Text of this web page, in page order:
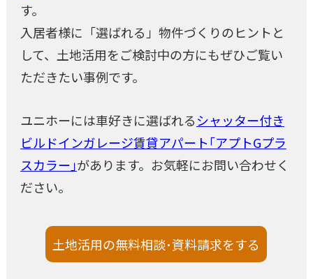
す。
入居者様に「選ばれる」物件づくりのヒントと
して、土地活用をご検討中の方にもぜひご覧い
ただきたい事例です。
ユニホーには車好きに選ばれるシャッター付き
ビルドインガレージ賃貸アパート｢アプトGプラ
スカラー｣があります。お気軽にお問い合わせく
ださい。
土地活用の無料相談･資料請求をする